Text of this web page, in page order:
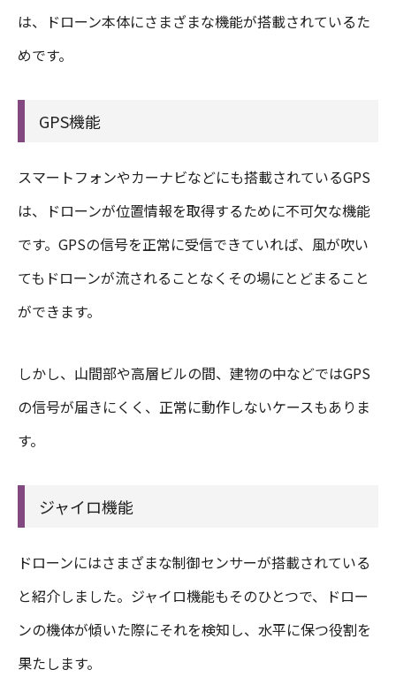
は、ドローン本体にさまざまな機能が搭載されているた
めです。
GPS機能
スマートフォンやカーナビなどにも搭載されているGPS
は、ドローンが位置情報を取得するために不可欠な機能
です。GPSの信号を正常に受信できていれば、風が吹い
てもドローンが流されることなくその場にとどまること
ができます。
しかし、山間部や高層ビルの間、建物の中などではGPS
の信号が届きにくく、正常に動作しないケースもありま
す。
ジャイロ機能
ドローンにはさまざまな制御センサーが搭載されている
と紹介しました。ジャイロ機能もそのひとつで、ドロー
ンの機体が傾いた際にそれを検知し、水平に保つ役割を
果たします。